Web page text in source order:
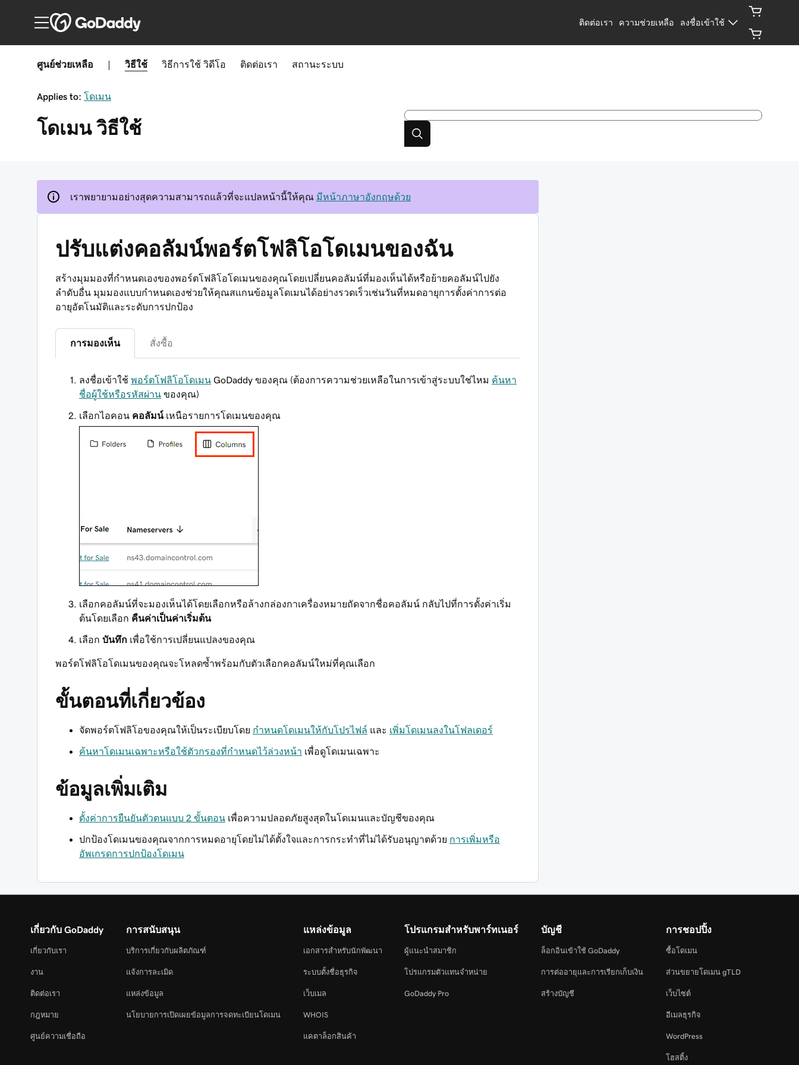
ติดต่อเรา ความช่วยเหลือ ลงชื่อเข้าใช้
ศูนย์ช่วยเหลือ วิธีใช้ วิธีการใช้ วิดีโอ ติดต่อเรา สถานะระบบ
Applies to: โดเมน
โดเมน วิธีใช้
เราพยายามอย่างสุดความสามารถแล้วที่จะแปลหน้านี้ให้คุณ มีหน้าภาษาอังกฤษด้วย
ปรับแต่งคอลัมน์พอร์ตโฟลิโอโดเมนของฉัน
สร้างมุมมองที่กำหนดเองของพอร์ตโฟลิโอโดเมนของคุณโดยเปลี่ยนคอลัมน์ที่มองเห็นได้หรือย้ายคอลัมน์ไปยัง
ลำดับอื่น มุมมองแบบกำหนดเองช่วยให้คุณสแกนข้อมูลโดเมนได้อย่างรวดเร็วเช่นวันที่หมดอายุการตั้งค่าการต่อ
อายุอัตโนมัติและระดับการปกป้อง
การมองเห็น สั่งซื้อ
ลงชื่อเข้าใช้ พอร์ตโฟลิโอโดเมน GoDaddy ของคุณ (ต้องการความช่วยเหลือในการเข้าสู่ระบบใช่ไหม ค้นหา
ชื่อผู้ใช้หรือรหัสผ่าน ของคุณ)
เลือกไอคอน คอลัมน์เหนือรายการโดเมนของคุณ
เลือกคอลัมน์ที่จะมองเห็นได้โดยเลือกหรือล้างกล่องกาเครื่องหมายถัดจากชื่อคอลัมน์ กลับไปที่การตั้งค่าเริ่ม
ต้นโดยเลือก คืนค่าเป็นค่าเริ่มต้น
เลือก บันทึก เพื่อใช้การเปลี่ยนแปลงของคุณ
พอร์ตโฟลิโอโดเมนของคุณจะโหลดซ้ำพร้อมกับตัวเลือกคอลัมน์ใหม่ที่คุณเลือก
ขั้นตอนที่เกี่ยวข้อง
จัดพอร์ตโฟลิโอของคุณให้เป็นระเบียบโดย กำหนดโดเมนให้กับโปรไฟล์ และ เพิ่มโดเมนลงในโฟลเดอร์
ค้นหาโดเมนเฉพาะหรือใช้ตัวกรองที่กำหนดไว้ล่วงหน้า เพื่อดูโดเมนเฉพาะ
ข้อมูลเพิ่มเติม
ตั้งค่าการยืนยันตัวตนแบบ 2 ขั้นตอน เพื่อความปลอดภัยสูงสุดในโดเมนและบัญชีของคุณ
ปกป้องโดเมนของคุณจากการหมดอายุโดยไม่ได้ตั้งใจและการกระทำที่ไม่ได้รับอนุญาตด้วย การเพิ่มหรือ
อัพเกรดการปกป้องโดเมน
เกี่ยวกับ GoDaddy
เกี่ยวกับเรา
งาน
ติดต่อเรา
กฎหมาย
ศูนย์ความเชื่อถือ
การสนับสนุน
บริการเกี่ยวกับผลิตภัณฑ์
แจ้งการละเมิด
แหล่งข้อมูล
นโยบายการเปิดเผยข้อมูลการจดทะเบียนโดเมน
แหล่งข้อมูล
เอกสารสำหรับนักพัฒนา
ระบบตั้งชื่อธุรกิจ
เว็บเมล
WHOIS
แคตาล็อกสินค้า
โปรแกรมสำหรับพาร์ทเนอร์
ผู้แนะนำสมาชิก
โปรแกรมตัวแทนจำหน่าย
GoDaddy Pro
บัญชี
ล็อกอินเข้าใช้ GoDaddy
การต่ออายุและการเรียกเก็บเงิน
สร้างบัญชี
การชอปปิ้ง
ซื้อโดเมน
ส่วนขยายโดเมน gTLD
เว็บไซต์
อีเมลธุรกิจ
WordPress
โฮสติ้ง